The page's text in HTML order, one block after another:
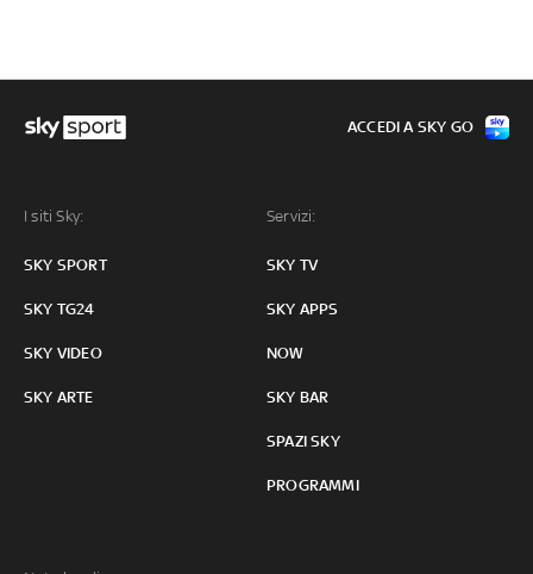
I siti Sky:
SKY SPORT
SKY TG24
SKY VIDEO
SKY ARTE
Servizi:
SKY TV
SKY APPS
NOW
SKY BAR
SPAZI SKY
PROGRAMMI
ACCEDI A SKY GO